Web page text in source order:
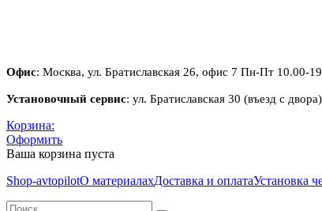
Офис: Москва, ул. Братиславская 26, офис 7 Пн-Пт 10.00-
Установочный сервис: ул. Братиславская 30 (въезд с
Корзина:
Оформить
Ваша корзина пуста
Shop-avtopilotО материалахДоставка и оплатаУстановка